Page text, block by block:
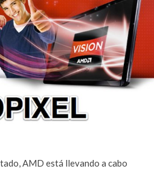
AMD está llevando a cabo